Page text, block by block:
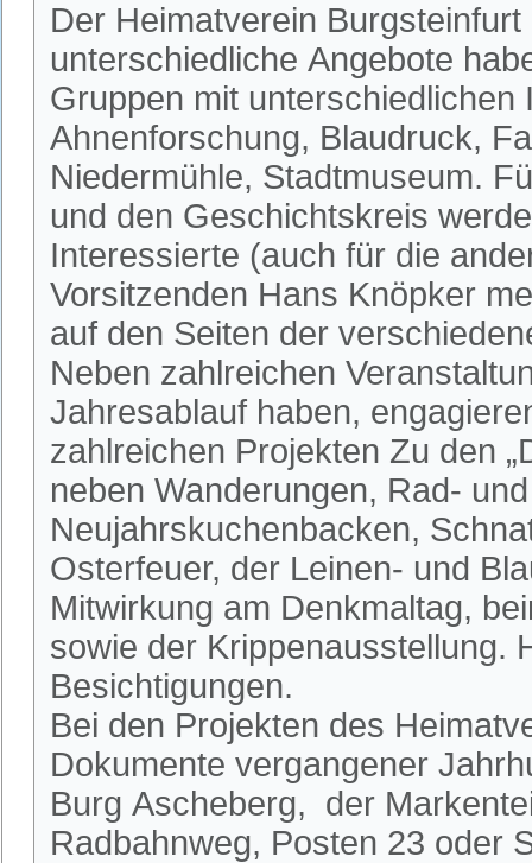
Der Heimatverein
unterschiedliche Angebote
Gruppen mit
Ahnenforschung, Blaudruck,
Niedermühle, Stadtmuseum.
und den Geschichtskreis
Interessierte (auch für die
Vorsitzenden Hans Knöpker
auf den Seiten der
Neben zahlreichen
Jahresablauf haben,
zahlreichen Projekten Zu den
neben Wanderungen, Rad-
Neujahrskuchenbacken,
Osterfeuer, der Leinen- und
Mitwirkung am Denkmaltag,
sowie der Krippenausstellung.
Besichtigungen.
Bei den Projekten des
Dokumente vergangener
Burg Ascheberg, der
Radbahnweg, Posten 23 oder